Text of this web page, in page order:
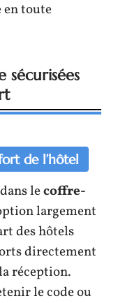
en toute
sécurisées
de l’hôtel
lecoffre-
largement
des hôtels
directement
réception.
le code ou